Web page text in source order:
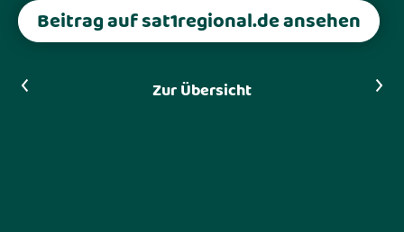
Beitrag auf sat1regional.de ansehen
Vorheriger Artikel Zur Übersicht Nächster Artikel